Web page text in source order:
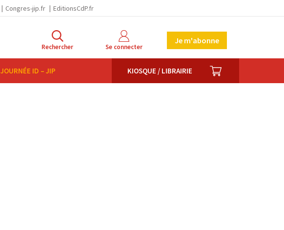
Congres-jip.fr EditionsCdP.fr
Rechercher Se connecter
Je m'abonne
JOURNÉE ID – JIP KIOSQUE / LIBRAIRIE PANIER